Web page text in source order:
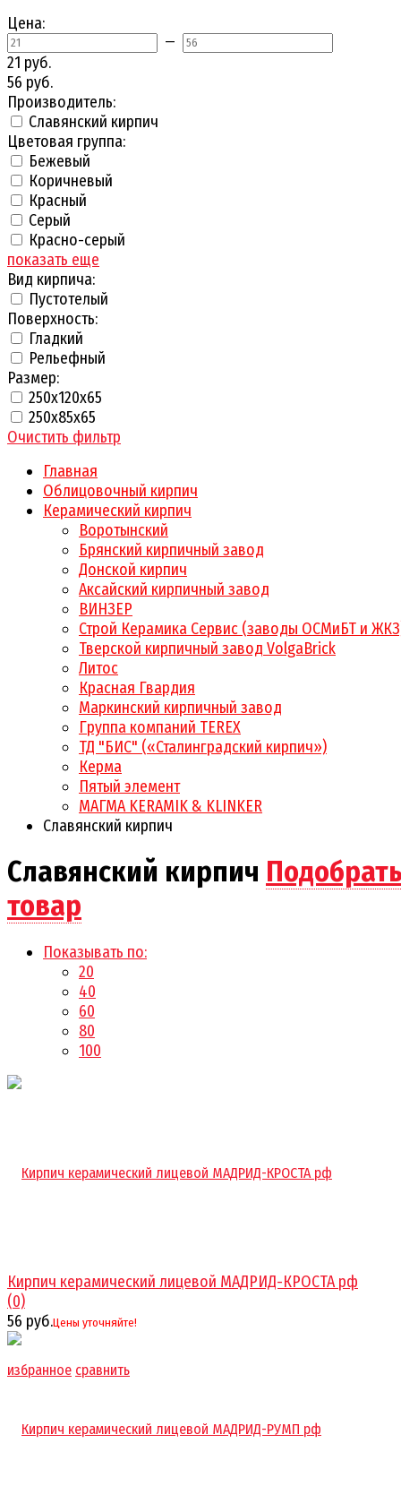
Цена:
—
21 руб.
56 руб.
Производитель:
Славянский кирпич
Цветовая группа:
Бежевый
Коричневый
Красный
Серый
Красно-серый
показать еще
Вид кирпича:
Пустотелый
Поверхность:
Гладкий
Рельефный
Размер:
250х120х65
250х85х65
Очистить фильтр
Главная
Облицовочный кирпич
Керамический кирпич
Воротынский
Брянский кирпичный завод
Донской кирпич
Аксайский кирпичный завод
ВИНЗЕР
Строй Керамика Сервис (заводы ОСМиБТ и
Тверской кирпичный завод VolgaBrick
Литос
Красная Гвардия
Маркинский кирпичный завод
Группа компаний TEREX
ТД "БИС" («Сталинградский кирпич»)
Керма
Пятый элемент
МАГМА KERAMIK & KLINKER
Славянский кирпич
Славянский кирпич
товар
Показывать по:
20
40
60
80
100
избранное сравнить
Кирпич керамический лицевой МАДРИД-КРОСТА рф
(0)
56 руб.Цены уточняйте!